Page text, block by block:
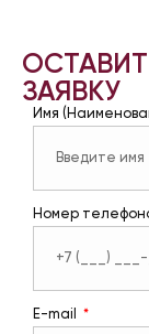
ЗАЯВКУ
Имя
Номер
E-mail